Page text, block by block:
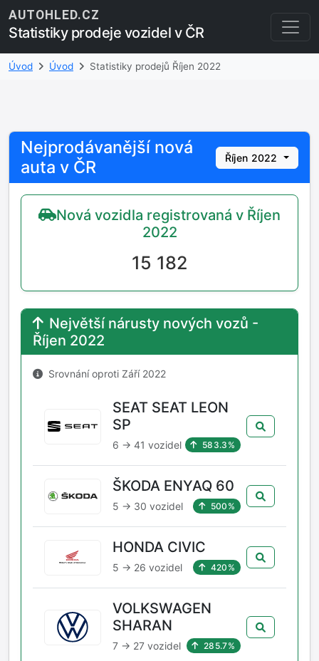
AUTOHLED.CZ
Statistiky prodeje vozidel v ČR
Úvod Úvod Statistiky prodejů Říjen 2022
Nejprodávanější nová
auta v ČR
Říjen 2022
Nová vozidla registrovaná v Říjen
2022
15 182
Největší nárusty nových vozů -
Říjen 2022
Srovnání oproti Září 2022
SEAT SEAT LEON
SP
6 → 41 vozidel 583.3%
ŠKODA ENYAQ 60
5 → 30 vozidel 500%
HONDA CIVIC
5 → 26 vozidel 420%
VOLKSWAGEN
SHARAN
7 → 27 vozidel 285.7%